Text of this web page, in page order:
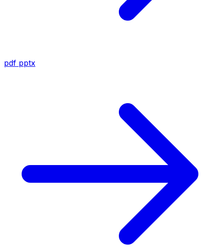
pdf pptx